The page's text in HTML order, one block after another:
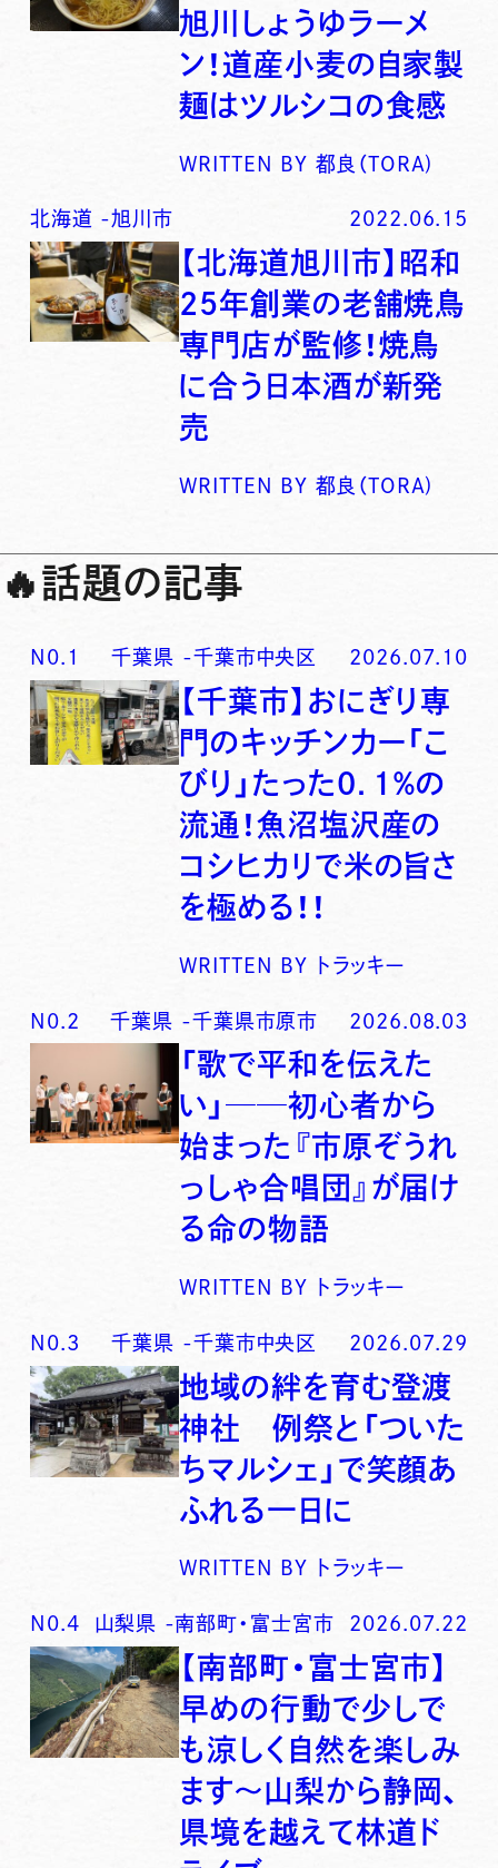
旭川しょうゆラーメ
ン！道産小麦の自家製
麺はツルシコの食感
WRITTEN BY 都良（TORA)
北海道 -旭川市 2022.06.15
【北海道旭川市】昭和
25年創業の老舗焼鳥
専門店が監修！焼鳥
に合う日本酒が新発
売
WRITTEN BY 都良（TORA)
🔥話題の記事
N0. 1 千葉県 -千葉市中央区 2026.07.10
【千葉市】おにぎり専
門のキッチンカー「こ
びり」たった0．1％の
流通！魚沼塩沢産の
コシヒカリで米の旨さ
を極める！！
WRITTEN BY トラッキー
N0. 2 千葉県 -千葉県市原市 2026.08.03
「歌で平和を伝えた
い」──初心者から
始まった『市原ぞうれ
っしゃ合唱団』が届け
る命の物語
WRITTEN BY トラッキー
N0. 3 千葉県 -千葉市中央区 2026.07.29
地域の絆を育む登渡
神社 例祭と「ついた
ちマルシェ」で笑顔あ
ふれる一日に
WRITTEN BY トラッキー
N0.4 山梨県 -南部町・富士宮市 2026.07.22
【南部町・富士宮市】
早めの行動で少しで
も涼しく自然を楽しみ
ます〜山梨から静岡、
県境を越えて林道ド